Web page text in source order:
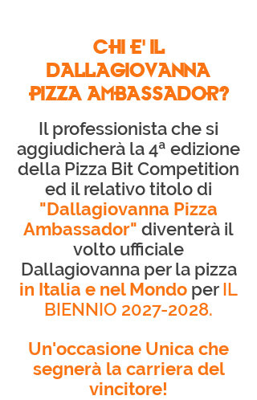
CHI E' IL
DALLAGIOVANNA
PIZZA AMBASSADOR?
Il professionista che si
aggiudicherà la 4ª edizione
della Pizza Bit Competition
ed il relativo titolo di
"Dallagiovanna Pizza
Ambassador" diventerà il
volto ufficiale
Dallagiovanna per la pizza
in Italia e nel Mondo perIL
BIENNIO 2027-2028.
Un'occasione Unica che
segnerà la carriera del
vincitore!